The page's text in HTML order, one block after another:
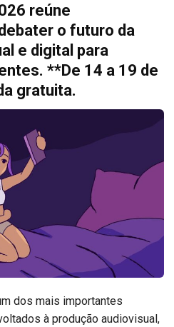
reúne
o futuro da
e digital para
**De 14 a 19 de
gratuita.
dos mais importantes
à produção audiovisual,